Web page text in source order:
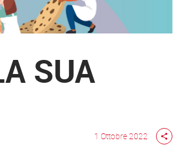
SUA
1 Ottobre 2022 share